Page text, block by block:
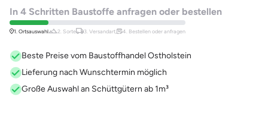
In 4 Schritten Baustoffe anfragen oder bestellen
1. Ortsauswahl 2. Sorte 3. Versandart, 4. Bestellen oder anfragen
Beste Preise vom Baustoffhandel Ostholstein
Lieferung nach Wunschtermin möglich
Große Auswahl an Schüttgütern ab 1m³